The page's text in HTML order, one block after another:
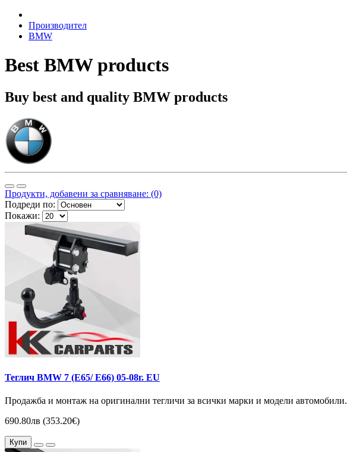
Производител
BMW
Best BMW products
Buy best and quality BMW products
Продукти, добавени за сравняване: (0)
Подреди по:
Покажи:
Теглич BMW 7 (E65/ E66) 05-08г. EU
Продажба и монтаж на оригинални тегличи за всички марки и модели
690.80лв (353.20€)
Купи